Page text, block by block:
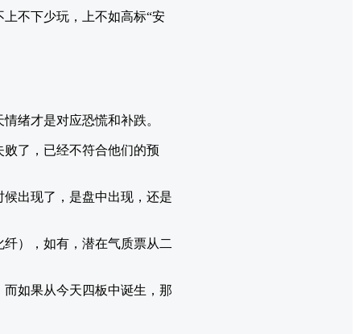
上不下少玩，上不如高标“安
绪才是对应恐慌和补跌。
了，已经不符合他们的预
出现了，是盘中出现，还是
纤），如有，潜在气质票从二
如果从今天四板中诞生，那